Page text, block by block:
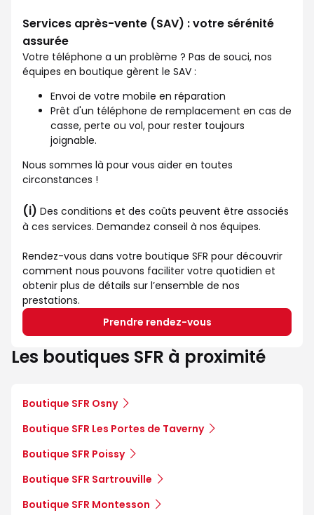
Services après-vente (SAV) : votre sérénité
assurée
Votre téléphone a un problème ? Pas de souci, nos
équipes en boutique gèrent le SAV :
Envoi de votre mobile en réparation
Prêt d'un téléphone de remplacement en cas de
casse, perte ou vol, pour rester toujours
joignable.
Nous sommes là pour vous aider en toutes
circonstances !
(i) Des conditions et des coûts peuvent être associés
à ces services. Demandez conseil à nos équipes.
Rendez-vous dans votre boutique SFR pour découvrir
comment nous pouvons faciliter votre quotidien et
obtenir plus de détails sur l’ensemble de nos
prestations.
Prendre rendez-vous
Les boutiques SFR à proximité
Boutique SFR Osny
Boutique SFR Les Portes de Taverny
Boutique SFR Poissy
Boutique SFR Sartrouville
Boutique SFR Montesson